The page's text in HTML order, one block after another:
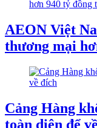
AEON Việt
thương mại
Cảng Hàng
toàn diện để